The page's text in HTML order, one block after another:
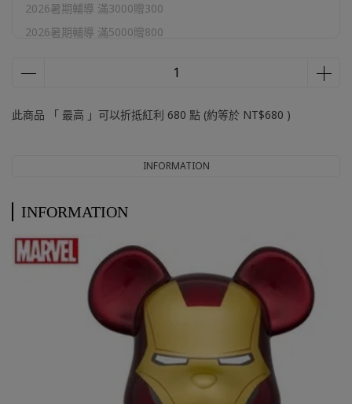
2026暑期輔導 滿3000贈300
2026暑期輔導 滿5000贈800
官網加購區
此商品 「 最高 」可以折抵紅利 680 點 (約等於 NT$680 )
INFORMATION
INFORMATION